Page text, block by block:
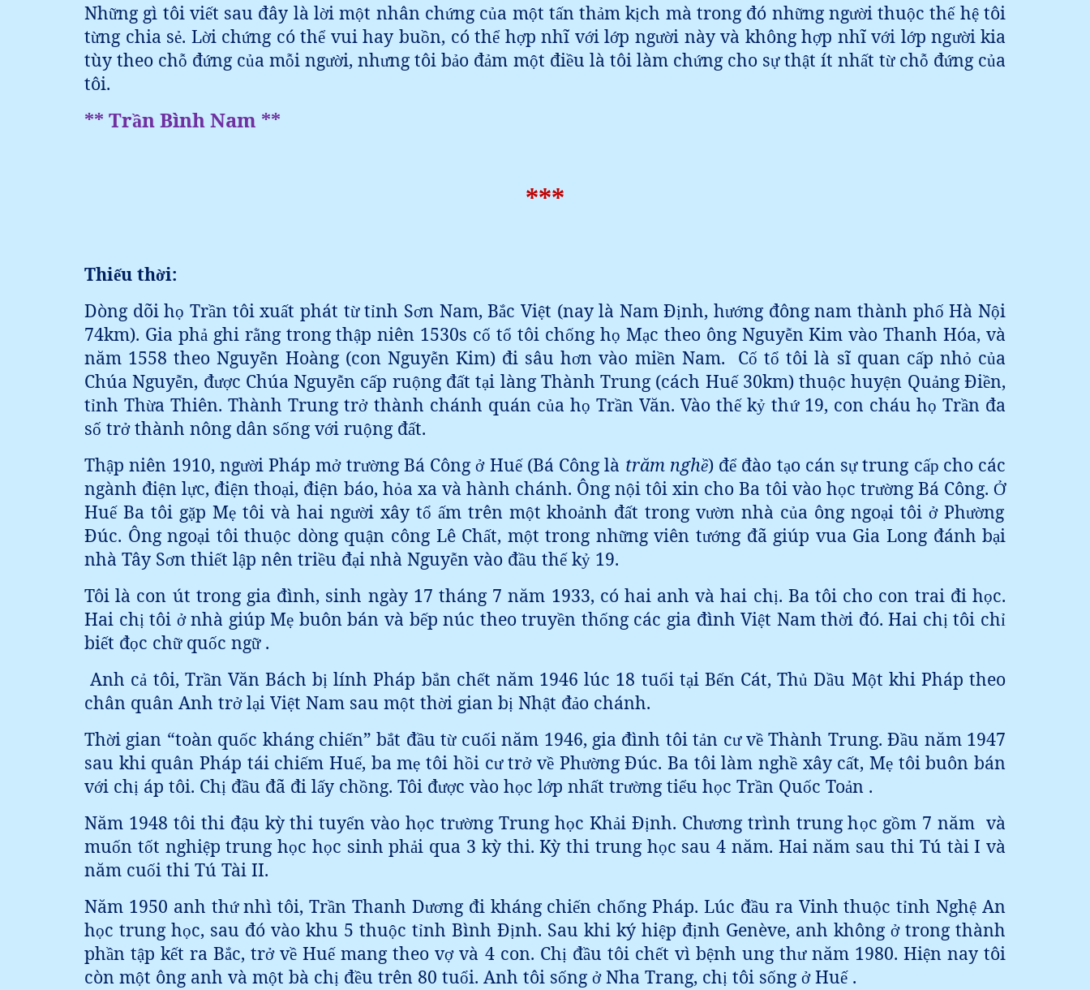
Những gì tôi viết sau đây là lời một nhân chứng của một tấn thảm kịch mà trong đó những người thuộc thếhệtôi
từng chia sẻ. Lời chứng có thể vui hay buồn, có thể hợp nhĩ với lớp người này và không hợp nhĩ với lớp người kia
tùy theo chỗ đứng của mỗi người, nhưng tôi bảo đảm một điều là tôi làm chứng cho sựthật ít nhất từchỗ đứng của
tôi.
** Trần Bình Nam **
***
Thiếu thời:
Dòng dõi họ Trần tôi xuất phát từtỉnh Sơn Nam, Bắc Việt (nay là Nam Định, hướng đông nam thành phố Hà Nội
74km). Gia phảghi rằng trong thập niên 1530s cố tổ tôi chống họ Mạc theo ông Nguyễn Kim vào Thanh Hóa, và
năm 1558 theo Nguyễn Hoàng (con Nguyễn Kim) đi sâu hơn vào miền Nam. Cố tổ tôi là sĩ quan cấp nhỏ của
Chúa Nguyễn, được Chúa Nguyễn cấp ruộng đất tại làng Thành Trung (cách Huế30km) thuộc huyện Quảng Điền,
tỉnh Thừa Thiên. Thành Trung trởthành chánh quán của họ Trần Văn. Vào thếkỷ thứ19, con cháu họ Trần đa
số trởthành nông dân sống với ruộng đất.
Thập niên 1910, người Pháp mởtrường Bá CôngởHuế(Bá Công là trăm nghề) để đào tạo cán sựtrung cấp cho các
ngành điện lực, điện thoại, điện báo, hỏa xa và hành chánh. Ông nội tôi xin cho Ba tôi vào học trường Bá Công. Ở
HuếBa tôi gặp Mẹtôi và hai người xây tổ ấm trên một khoảnh đất trong vườn nhà của ông ngoại tôiởPhường
Đúc. Ông ngoại tôi thuộc dòng quận công Lê Chất, một trong những viên tướng đã giúp vua Gia Long đánh bại
nhà Tây Sơn thiết lập nên triều đại nhà Nguyễn vào đầu thếkỷ 19.
Tôi là con út trong gia đình, sinh ngày 17 tháng 7 năm 1933, có hai anh và hai chị. Ba tôi cho con trai đi học.
Hai chịtôi ởnhà giúp Mẹ buôn bán và bếp núc theo truyền thống các gia đình Việt Nam thời đó. Hai chịtôi chỉ
biết đọc chữquốc ngữ.
Anh cả tôi, Trần Văn Bách bị lính Pháp bắn chết năm 1946 lúc 18 tuổi tại Bến Cát, Thủ Dầu Một khi Pháp theo
chân quân Anh trởlại Việt Nam sau một thời gian bị Nhật đảo chánh.
Thời gian “toàn quốc kháng chiến” bắt đầu từcuối năm 1946, gia đình tôi tản cưvề Thành Trung. Đầu năm 1947
sau khi quân Pháp tái chiếm Huế, ba mẹ tôi hồi cưtrởvềPhường Đúc. Ba tôi làm nghề xây cất, Mẹ tôi buôn bán
với chị áp tôi. Chị đầu đã đi lấy chồng. Tôi được vào học lớp nhất trường tiểu học Trần Quốc Toản .
Năm 1948 tôi thi đậu kỳ thi tuyển vào học trường Trung học Khải Định. Chương trình trung học gồm 7 năm và
muốn tốt nghiệp trung học học sinh phải qua 3 kỳ thi. Kỳ thi trung học sau 4 năm. Hai năm sau thi Tú tài I và
năm cuối thi Tú Tài II.
Năm 1950 anh thứnhì tôi, Trần Thanh Dương đi kháng chiến chống Pháp. Lúc đầu ra Vinh thuộc tỉnh Nghệ An
học trung học, sau đó vào khu 5 thuộc tỉnh Bình Định. Sau khi ký hiệp định Genève, anh không ởtrong thành
phần tập kết ra Bắc, trởvề Huếmang theo vợvà 4 con. Chịđầu tôi chết vì bệnh ung thưnăm 1980. Hiện nay tôi
còn một ông anh và một bà chị đều trên 80 tuổi. Anh tôi sống ởNha Trang, chị tôi sống ởHuế.